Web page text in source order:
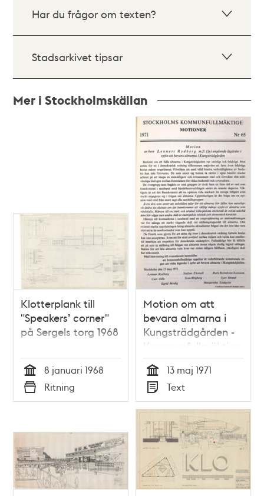
Har du frågor om texten?
Stadsarkivet tipsar
Mer i Stockholmskällan
Klotterplank till
"Speakers’ corner"
på Sergels torg 1968
Tid
8 januari 1968
Typ
Ritning
Motion om att
bevara almarna i
Kungsträdgården -
Kommunfullmäktige
1971
Tid
13 maj 1971
Typ
Text